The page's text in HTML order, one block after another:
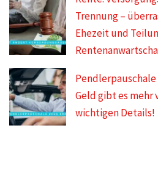
Trennung –
Ehezeit und
Pendlerpauschale
Geld gibt es mehr
wichtigen Details!